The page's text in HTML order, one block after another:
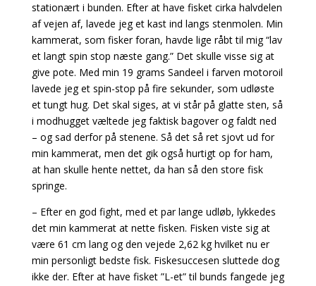
stationært i bunden. Efter at have fisket cirka halvdelen
af vejen af, lavede jeg et kast ind langs stenmolen. Min
kammerat, som fisker foran, havde lige råbt til mig “lav
et langt spin stop næste gang.” Det skulle visse sig at
give pote. Med min 19 grams Sandeel i farven motoroil
lavede jeg et spin-stop på fire sekunder, som udløste
et tungt hug. Det skal siges, at vi står på glatte sten, så
i modhugget væltede jeg faktisk bagover og faldt ned
– og sad derfor på stenene. Så det så ret sjovt ud for
min kammerat, men det gik også hurtigt op for ham,
at han skulle hente nettet, da han så den store fisk
springe.
– Efter en god fight, med et par lange udløb, lykkedes
det min kammerat at nette fisken. Fisken viste sig at
være 61 cm lang og den vejede 2,62 kg hvilket nu er
min personligt bedste fisk. Fiskesuccesen sluttede dog
ikke der. Efter at have fisket ”L-et” til bunds fangede jeg